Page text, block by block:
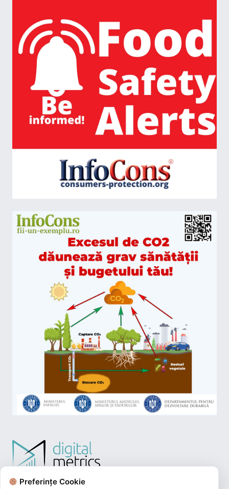
Preferințe Cookie